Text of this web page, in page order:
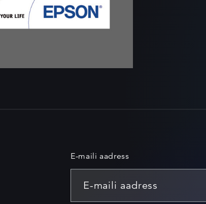
E-maili aadress